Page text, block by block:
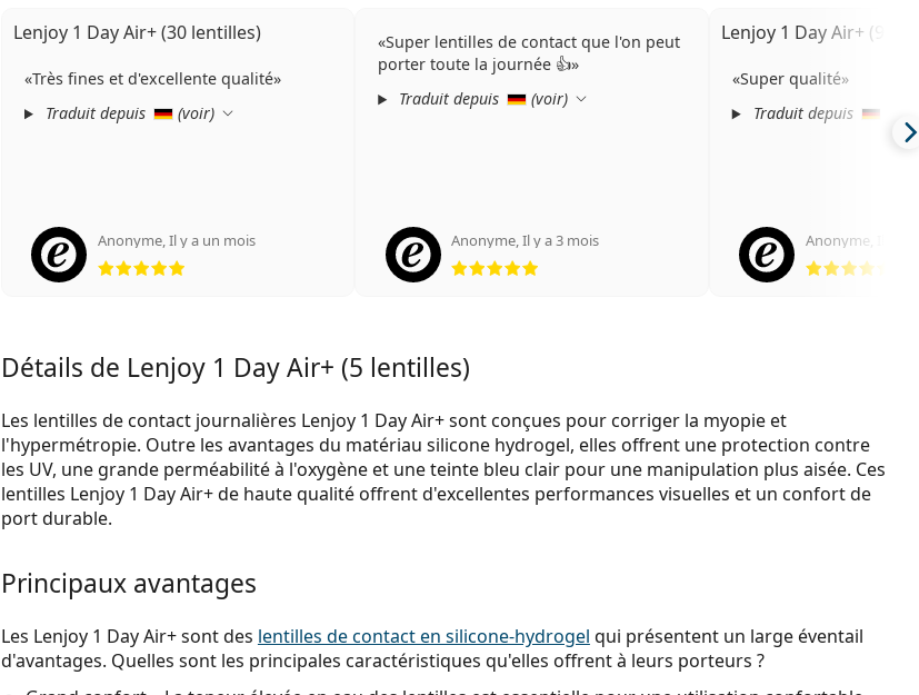
Lenjoy 1 Day Air+ (30 lentilles)
Très fines et d'excellente qualité
Traduit depuis
(voir)
Anonyme,Il y a un mois
évaluation 5 sur 5
Super lentilles de contact que l'on peut
porter toute la journée 👍
Traduit depuis
(voir)
Anonyme,Il y a 3 mois
évaluation 5 sur 5
Lenjoy 1 Day Air+ (90
Super qualité
Traduit depuis
Anonyme
Détails de Lenjoy 1 Day Air+ (5 lentilles)
Les lentilles de contact journalières Lenjoy 1 Day Air+ sont conçues pour corriger la myopie et
l'hypermétropie. Outre les avantages du matériau silicone hydrogel, elles offrent une protection contre
les UV, une grande perméabilité à l'oxygène et une teinte bleu clair pour une manipulation plus aisée. Ces
lentilles Lenjoy 1 Day Air+ de haute qualité offrent d'excellentes performances visuelles et un confort de
port durable.
Principaux avantages
Les Lenjoy 1 Day Air+ sont des lentilles de contact en silicone-hydrogel qui présentent un large éventail
d'avantages. Quelles sont les principales caractéristiques qu'elles offrent à leurs porteurs ?